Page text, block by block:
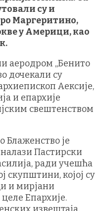
су и
Маргеритино,
у Америци, као
аеродром „Бенито
дочекали су
Аексије,
и епархије
свештенством
Блаженство је
Пастирски
ради учешћа
скупштини, којој су
и мирјани
Епархије.